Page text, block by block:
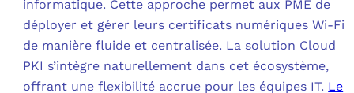
informatique. Cette approche permet aux PME de
déployer et gérer leurs certificats numériques Wi-Fi
de manière fluide et centralisée. La solution Cloud
PKI s’intègre naturellement dans cet écosystème,
offrant une flexibilité accrue pour les équipes IT. Le